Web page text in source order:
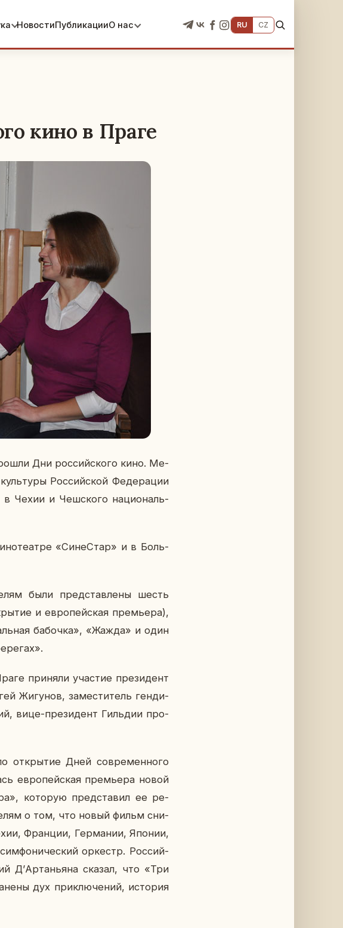
НовостиПубликацииО нас RU CZ
кино в Праге
Дни рос­сий­ско­го кино. Ме­
Рос­сий­ской Фе­де­ра­ции
в Чехии и Чеш­ско­го на­ци­о­наль­
«Си­не­Стар» и в Боль­
были пред­став­ле­ны шесть
и ев­ро­пей­ская пре­мье­ра),
ба­боч­ка», «Жажда» и один
при­ня­ли уча­стие пре­зи­дент
Жи­гу­нов, за­ме­сти­тель ген­ди­
вице-пре­зи­дент Гиль­дии про­
от­кры­тие Дней со­вре­мен­но­го
ев­ро­пей­ская пре­мье­ра новой
ко­то­рую пред­ста­вил ее ре­
о том, что новый фильм сни­
Фран­ции, Гер­ма­нии, Японии,
ор­кестр. Рос­сий­
Д’Ар­та­нья­на сказал, что «Три
дух при­клю­че­ний, ис­то­рия